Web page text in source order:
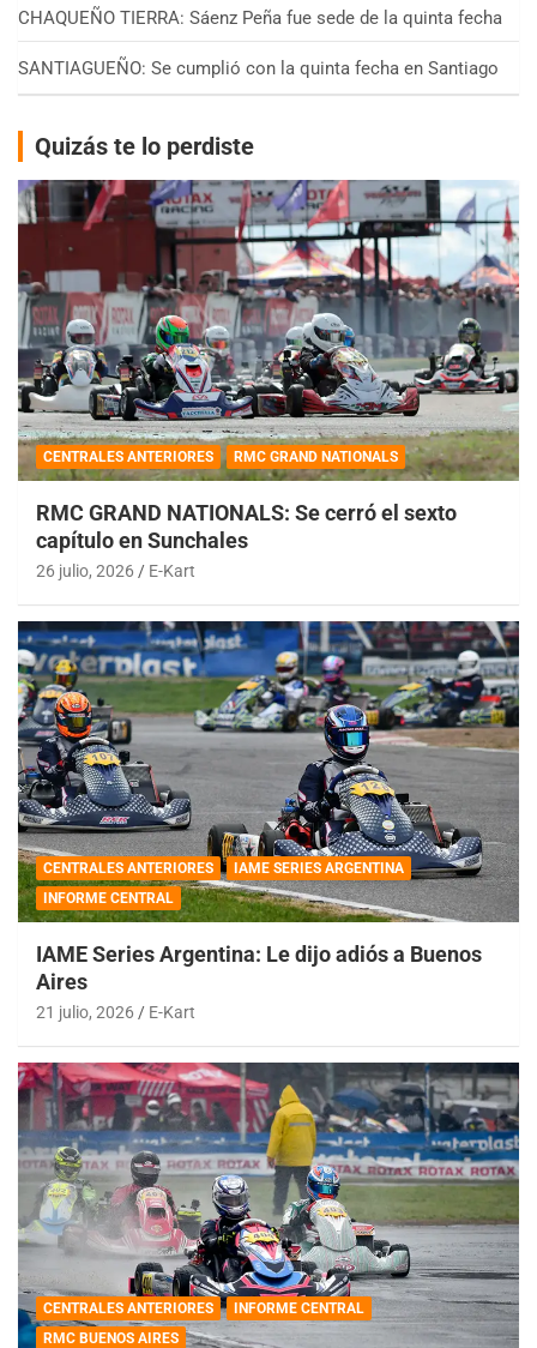
CHAQUEÑO TIERRA: Sáenz Peña fue sede de la quinta fecha
SANTIAGUEÑO: Se cumplió con la quinta fecha en Santiago
Quizás te lo perdiste
CENTRALES ANTERIORES RMC GRAND NATIONALS
RMC GRAND NATIONALS: Se cerró el sexto
capítulo en Sunchales
26 julio, 2026 E-Kart
CENTRALES ANTERIORES
IAME SERIES ARGENTINA
INFORME CENTRAL
IAME Series Argentina: Le dijo adiós a Buenos
Aires
21 julio, 2026 E-Kart
CENTRALES ANTERIORES
INFORME CENTRAL
RMC BUENOS AIRES